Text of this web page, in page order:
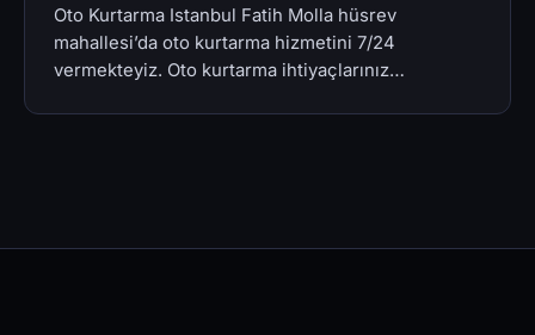
Oto Kurtarma Istanbul Fatih Molla hüsrev
mahallesi’da oto kurtarma hizmetini 7/24
vermekteyiz. Oto kurtarma ihtiyaçlarınız…